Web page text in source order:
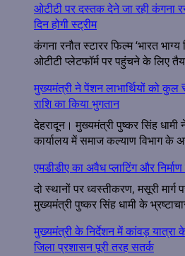
ओटीटी पर दस्तक देने जा रही कंगना
दिन होगी स्ट्रीम
कंगना रनौत स्टारर फिल्म ‘भारत भाग्य
ओटीटी प्लेटफॉर्म पर पहुंचने के लिए
मुख्यमंत्री ने पेंशन लाभार्थियों को
राशि का किया भुगतान
देहरादून। मुख्यमंत्री पुष्कर सिंह
कार्यालय में समाज कल्याण विभाग के
एमडीडीए का अवैध प्लाटिंग और
दो स्थानों पर ध्वस्तीकरण, मसूरी मार्ग
मुख्यमंत्री पुष्कर सिंह धामी के
मुख्यमंत्री के निर्देशन में कांवड़ यात्रा
जिला प्रशासन पूरी तरह सतर्क